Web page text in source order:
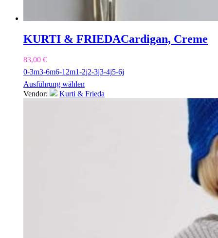
KURTI & FRIEDACardigan, Creme
83,00 €
0-3m3-6m6-12m1-2j2-3j3-4j5-6j
Ausführung wählen
Vendor:
Kurti & Frieda